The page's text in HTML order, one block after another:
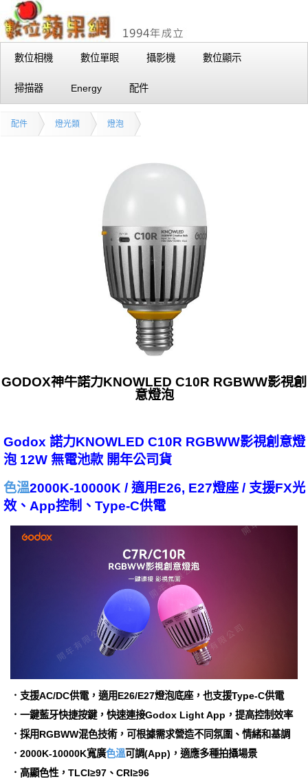
數位相機 數位單眼 攝影機 數位顯示
掃描器 Energy 配件
配件 燈光類 燈泡
GODOX神牛諾力KNOWLED C10R RGBWW影視創
意燈泡
Godox 諾力KNOWLED C10R RGBWW影視創意燈
泡 12W 無電池款 開年公司貨
色溫2000K-10000K / 適用E26, E27燈座 / 支援FX光
效、App控制、Type-C供電
．支援AC/DC供電，適用E26/E27燈泡底座，也支援Type-C供電
．一鍵藍牙快捷按鍵，快速連接Godox Light App，提高控制效率
．採用RGBWW混色技術，可根據需求營造不同氛圍、情緒和基調
．2000K-10000K寬廣色溫可調(App)，適應多種拍攝場景
．高顯色性，TLCI≥97、CRI≥96